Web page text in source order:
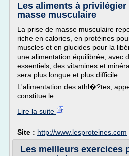
Les aliments à
masse musculaire
La prise de masse musculaire
riche en calories, en protéines
muscles et en glucides pour la
une alimentation équilibrée, avec
essentiels, des vitamines et
sera plus longue et plus difficile.
L'alimentation des athl�?tes,
constitue le...
Lire la suite
Site : http://www.lesproteines.com
Les meilleurs exercices